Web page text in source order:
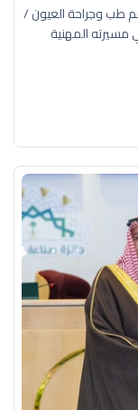
طب وجراحة العيون /
مسيرته المهنية